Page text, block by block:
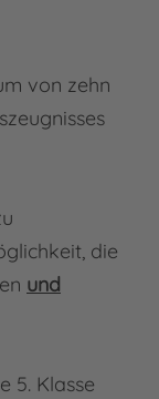
von zehn
die
und
5. Klasse